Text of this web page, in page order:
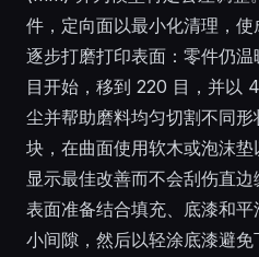
件，定向面以最小化清理，使
逐步打磨打印表面：零件仍
目开始，移到 220 目，并以
尘并帮助磨料均匀切割不同
块，在曲面使用软木或泡沫
显示最佳改善而不会刮伤直边
表面准备结合填充、底漆和
小间隙，然后以轻涂底漆避